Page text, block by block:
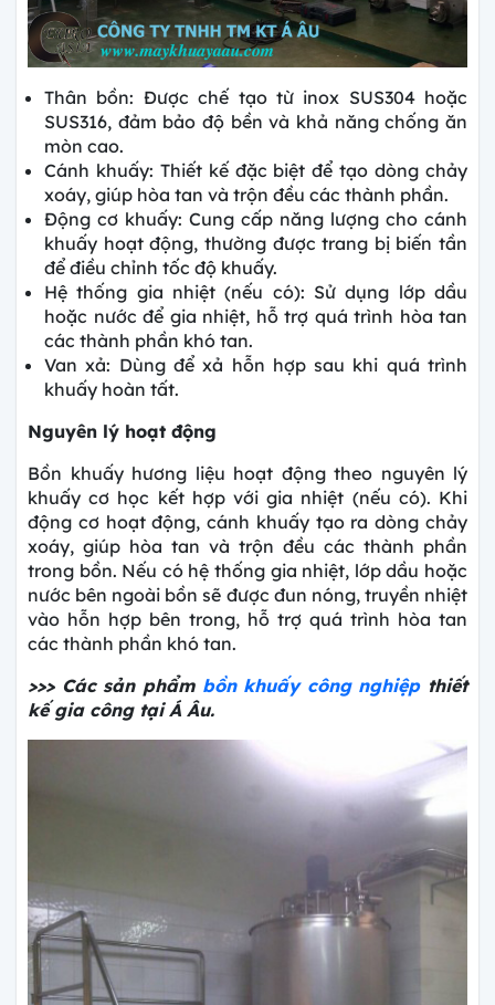
Thân bồn: Được chế tạo từ inox SUS304 hoặc
SUS316, đảm bảo độ bền và khả năng chống ăn
mòn cao.
Cánh khuấy: Thiết kế đặc biệt để tạo dòng chảy
xoáy, giúp hòa tan và trộn đều các thành phần.
Động cơ khuấy: Cung cấp năng lượng cho cánh
khuấy hoạt động, thường được trang bị biến tần
để điều chỉnh tốc độ khuấy.
Hệ thống gia nhiệt (nếu có): Sử dụng lớp dầu
hoặc nước để gia nhiệt, hỗ trợ quá trình hòa tan
các thành phần khó tan.
Van xả: Dùng để xả hỗn hợp sau khi quá trình
khuấy hoàn tất.
Nguyên lý hoạt động
Bồn khuấy hương liệu hoạt động theo nguyên lý
khuấy cơ học kết hợp với gia nhiệt (nếu có). Khi
động cơ hoạt động, cánh khuấy tạo ra dòng chảy
xoáy, giúp hòa tan và trộn đều các thành phần
trong bồn. Nếu có hệ thống gia nhiệt, lớp dầu hoặc
nước bên ngoài bồn sẽ được đun nóng, truyền nhiệt
vào hỗn hợp bên trong, hỗ trợ quá trình hòa tan
các thành phần khó tan.
>>> Các sản phẩm bồn khuấy công nghiệpthiết
kế gia công tại Á Âu.